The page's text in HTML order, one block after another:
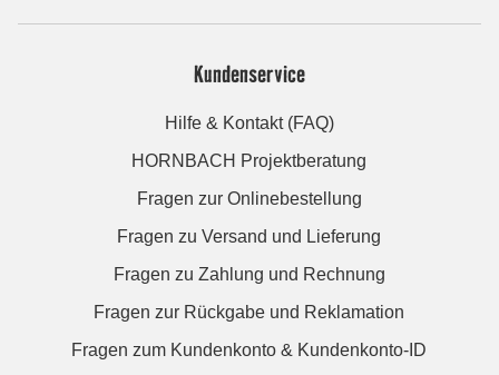
Kundenservice
Hilfe & Kontakt (FAQ)
HORNBACH Projektberatung
Fragen zur Onlinebestellung
Fragen zu Versand und Lieferung
Fragen zu Zahlung und Rechnung
Fragen zur Rückgabe und Reklamation
Fragen zum Kundenkonto & Kundenkonto-ID